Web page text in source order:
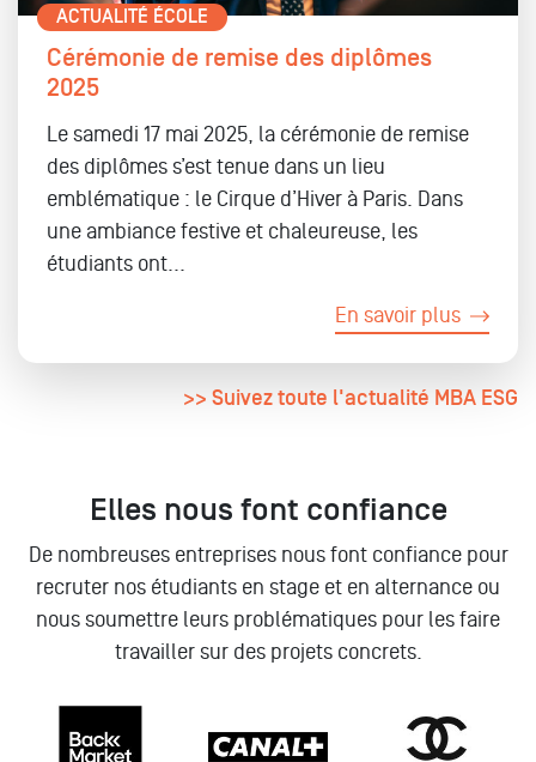
ACTUALITÉ ÉCOLE
Cérémonie de remise des diplômes
2025
Le samedi 17 mai 2025, la cérémonie de remise
des diplômes s’est tenue dans un lieu
emblématique : le Cirque d’Hiver à Paris. Dans
une ambiance festive et chaleureuse, les
étudiants ont...
En savoir plus
>> Suivez toute l'actualité MBA ESG
Elles nous font confiance
De nombreuses entreprises nous font confiance pour
recruter nos étudiants en stage et en alternance ou
nous soumettre leurs problématiques pour les faire
travailler sur des projets concrets.